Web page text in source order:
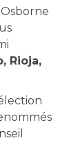
Rioja,